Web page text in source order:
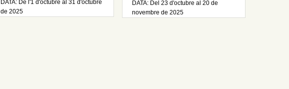
DATA: De l'1 d'octubre al 31 d'octubre
de 2025
DATA: Del 23 d'octubre al 20 de
novembre de 2025